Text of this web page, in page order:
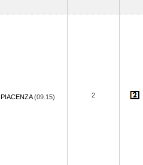
PIACENZA(09.15) 2